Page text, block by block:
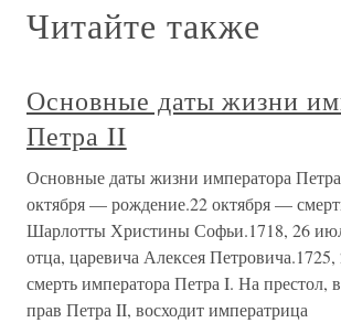
Читайте также
Основные даты жизни
Петра II
Основные даты жизни императора
октября — рождение.22 октября —
Шарлотты Христины Софьи.1718, 26
отца, царевича Алексея
смерть императора Петра I. На престол,
прав Петра II, восходит императрица